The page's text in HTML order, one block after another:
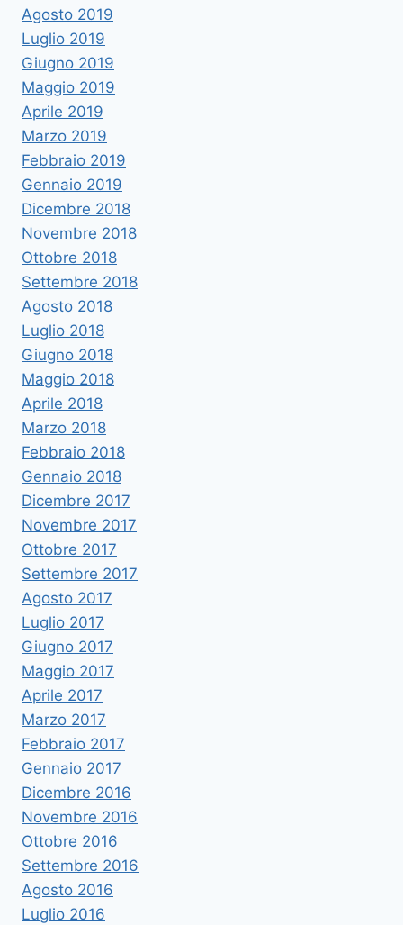
Agosto 2019
Luglio 2019
Giugno 2019
Maggio 2019
Aprile 2019
Marzo 2019
Febbraio 2019
Gennaio 2019
Dicembre 2018
Novembre 2018
Ottobre 2018
Settembre 2018
Agosto 2018
Luglio 2018
Giugno 2018
Maggio 2018
Aprile 2018
Marzo 2018
Febbraio 2018
Gennaio 2018
Dicembre 2017
Novembre 2017
Ottobre 2017
Settembre 2017
Agosto 2017
Luglio 2017
Giugno 2017
Maggio 2017
Aprile 2017
Marzo 2017
Febbraio 2017
Gennaio 2017
Dicembre 2016
Novembre 2016
Ottobre 2016
Settembre 2016
Agosto 2016
Luglio 2016